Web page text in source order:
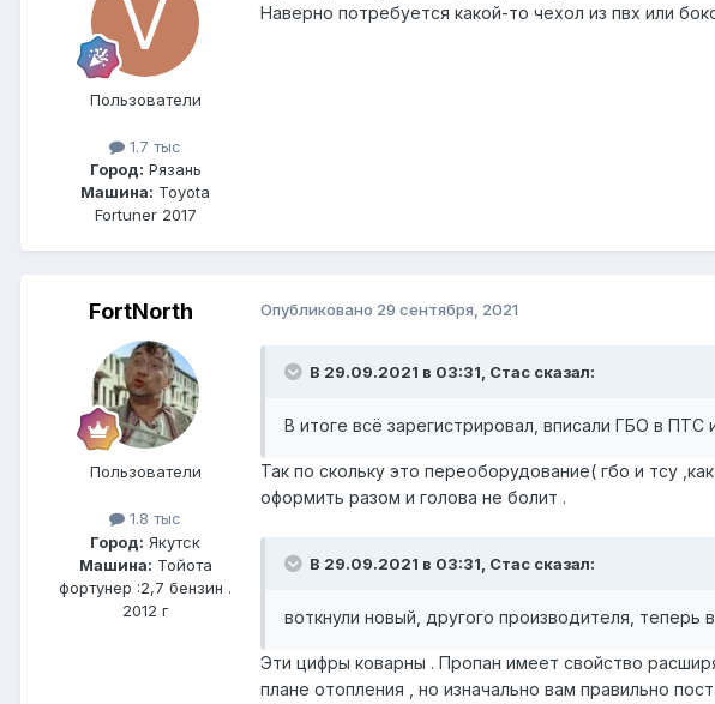
Пользователи
1.7 тыс
Город: Рязань
Машина: Toyota
Fortuner 2017
Наверно потребуется какой-то чехол из пвх или
FоrtNorth
Пользователи
1.8 тыс
Город: Якутск
Машина: Тойота
фортунер :2,7 бензин .
2012 г
Опубликовано 29 сентября, 2021
В 29.09.2021 в 03:31, Стас сказал:
В итоге всё зарегистрировал, вписали ГБО в ПТС
Так по скольку это переоборудование( гбо и тсу
оформить разом и голова не болит .
В 29.09.2021 в 03:31, Стас сказал:
воткнули новый, другого производителя, теперь
Эти цифры коварны . Пропан имеет свойство
плане отопления , но изначально вам правильно